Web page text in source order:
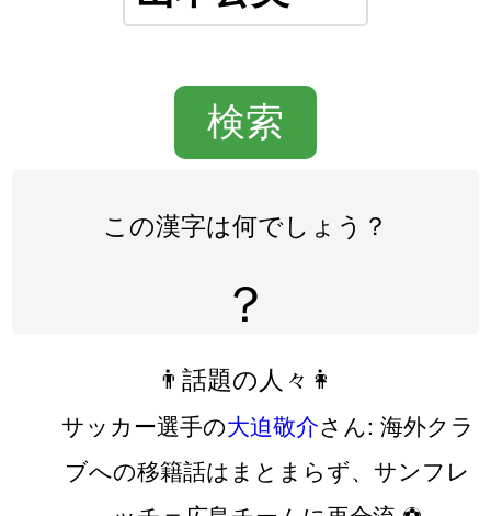
この漢字は何でしょう？
？
👨話題の人々👩
サッカー選手の大迫敬介さん: 海外クラ
ブへの移籍話はまとまらず、サンフレ